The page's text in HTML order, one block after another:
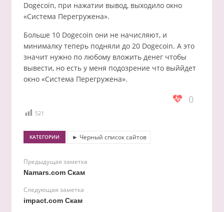
Dogecoin, при нажатии вывод, выходило окно
«Система Перегружена».
Больше 10 Dogecoin они не начисляют, и
минималку теперь подняли до 20 Dogecoin. А это
значит нужно по любому вложить денег чтобы
вывести, но есть у меня подозрение что выййдет
окно «Система Перегружена».
0
521
КАТЕГОРИИ ► Черный список сайтов
Предыдущая заметка
Namars.com Скам
Следующая заметка
impact.com Скам